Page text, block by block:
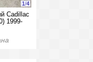
1/4
Cadillac
1999-